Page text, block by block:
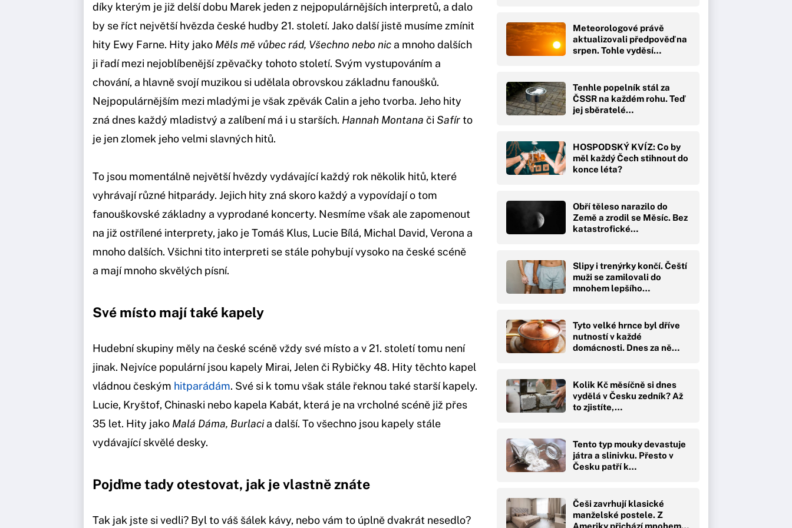
díky kterým je již delší dobu Marek jeden z nejpopulárnějších interpretů, a dalo
by se říct největší hvězda české hudby 21. století. Jako další jistě musíme zmínit
hity Ewy Farne. Hity jako Měls mě vůbec rád, Všechno nebo nic a mnoho dalších
ji řadí mezi nejoblíbenější zpěvačky tohoto století. Svým vystupováním a
chování, a hlavně svojí muzikou si udělala obrovskou základnu fanoušků.
Nejpopulárnějším mezi mladými je však zpěvák Calin a jeho tvorba. Jeho hity
zná dnes každý mladistvý a zalíbení má i u starších. Hannah Montana či Safírto
je jen zlomek jeho velmi slavných hitů.
To jsou momentálně největší hvězdy vydávající každý rok několik hitů, které
vyhrávají různé hitparády. Jejich hity zná skoro každý a vypovídají o tom
fanouškovské základny a vyprodané koncerty. Nesmíme však ale zapomenout
na již ostřílené interprety, jako je Tomáš Klus, Lucie Bílá, Michal David, Verona a
mnoho dalších. Všichni tito interpreti se stále pohybují vysoko na české scéně
a mají mnoho skvělých písní.
Své místo mají také kapely
Hudební skupiny měly na české scéně vždy své místo a v 21. století tomu není
jinak. Nejvíce populární jsou kapely Mirai, Jelen či Rybičky 48. Hity těchto kapel
vládnou českým hitparádám. Své si k tomu však stále řeknou také starší kapely.
Lucie, Kryštof, Chinaski nebo kapela Kabát, která je na vrcholné scéně již přes
35 let. Hity jako Malá Dáma, Burlacia další. To všechno jsou kapely stále
vydávající skvělé desky.
Pojďme tady otestovat, jak je vlastně znáte
Tak jak jste si vedli? Byl to váš šálek kávy, nebo vám to úplně dvakrát nesedlo?
Meteorologové právě
aktualizovali předpověď na
srpen. Tohle vyděsí…
Tenhle popelník stál za
ČSSR na každém rohu. Teď
jej sběratelé…
HOSPODSKÝ KVÍZ: Co by
měl každý Čech stihnout do
konce léta?
Obří těleso narazilo do
Země a zrodil se Měsíc. Bez
katastrofické…
Slipy i trenýrky končí. Čeští
muži se zamilovali do
mnohem lepšího…
Tyto velké hrnce byl dříve
nutností v každé
domácnosti. Dnes za ně…
Kolik Kč měsíčně si dnes
vydělá v Česku zedník? Až
to zjistíte,…
Tento typ mouky devastuje
játra a slinivku. Přesto v
Česku patří k…
Češi zavrhují klasické
manželské postele. Z
Ameriky přichází mnohem…